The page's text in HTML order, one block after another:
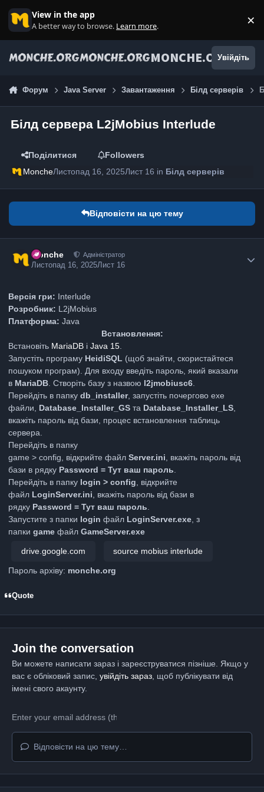
View in the app
A better way to browse. Learn more. ×
MONCHE.ORGУвійдіть
Форум Java Server Завантаження Білд серверів
Білд сервера L2jMobius Interlude
Поділитися
Followers
MoncheЛистопад 16, 2025Лист 16 in Білд серверів
Відповісти на цю тему
Monche Адміністратор
Листопад 16, 2025Лист 16
Версія гри: Interlude
Розробник: L2jMobius
Платформа: Java
Встановлення:
Встановіть MariaDB і Java 15.
Запустіть програму HeidiSQL (щоб знайти, скористайтеся
пошуком програм). Для входу введіть пароль, який вказали
в MariaDB. Створіть базу з назвою l2jmobiusc6.
Перейдіть в папку db_installer, запустіть почергово exe
файли, Database_Installer_GS та Database_Installer_LS,
вкажіть пароль від бази, процес встановлення таблиць
сервера.
Перейдіть в папку
game > config, відкрийте файл Server.ini, вкажіть пароль від
бази в рядку Password = Тут ваш пароль.
Перейдіть в папку login > config, відкрийте
файл LoginServer.ini, вкажіть пароль від бази в
рядку Password = Тут ваш пароль.
Запустите з папки login файл LoginServer.exe, з
папки game файл GameServer.exe
drive.google.com source mobius interlude
Пароль архіву: monche.org
Quote
Join the conversation
Ви можете написати зараз і зареєструватися пізніше. Якщо у
вас є обліковий запис, увійдіть зараз, щоб публікувати від
імені свого акаунту.
Відповісти на цю тему…